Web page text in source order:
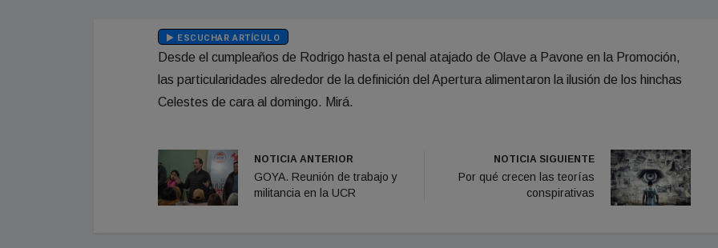
ESCUCHAR ARTÍCULO
Desde el cumpleaños de Rodrigo hasta el penal atajado de Olave a Pavone en la Promoción,
las particularidades alrededor de la definición del Apertura alimentaron la ilusión de los hinchas
Celestes de cara al domingo. Mirá.
NOTICIA ANTERIOR
GOYA. Reunión de trabajo y
militancia en la UCR
NOTICIA SIGUIENTE
Por qué crecen las teorías
conspirativas